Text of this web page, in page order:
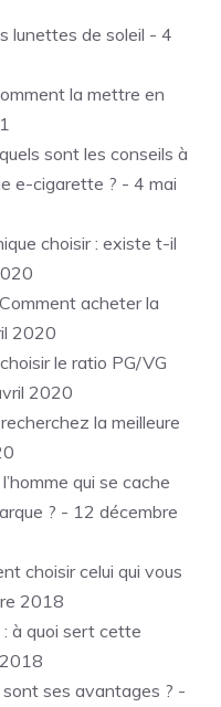
lunettes de soleil - 4
la mettre en
sont les conseils à
e-cigarette ? - 4 mai
choisir : existe t-il
acheter la
2020
le ratio PG/VG
2020
la meilleure
qui se cache
? - 12 décembre
choisir celui qui vous
2018
à quoi sert cette
ses avantages ? -